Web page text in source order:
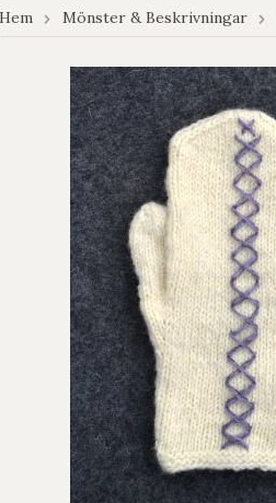
Hem Mönster & Beskrivningar